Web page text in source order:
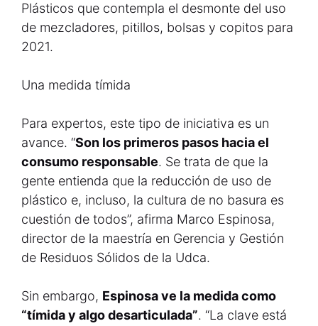
Plásticos que contempla el desmonte del uso
de mezcladores, pitillos, bolsas y copitos para
2021.
Una medida tímida
Para expertos, este tipo de iniciativa es un
avance. “Son los primeros pasos hacia el
consumo responsable. Se trata de que la
gente entienda que la reducción de uso de
plástico e, incluso, la cultura de no basura es
cuestión de todos”, afirma Marco Espinosa,
director de la maestría en Gerencia y Gestión
de Residuos Sólidos de la Udca.
Sin embargo, Espinosa ve la medida como
“tímida y algo desarticulada”. “La clave está